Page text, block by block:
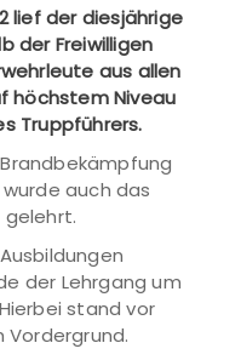
lief der diesjährige
der Freiwilligen
aus allen
höchstem Niveau
Truppführers.
auch das
gelehrt.
der Lehrgang um
stand vor
Vordergrund.